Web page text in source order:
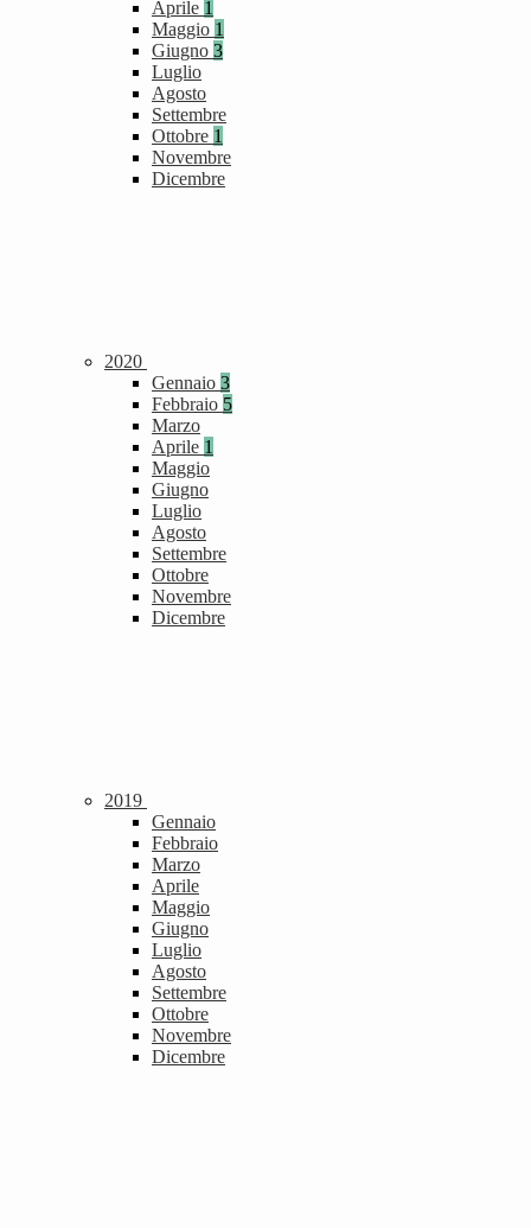
Aprile 1
Maggio 1
Giugno 3
Luglio
Agosto
Settembre
Ottobre 1
Novembre
Dicembre
2020
Gennaio 3
Febbraio 5
Marzo
Aprile 1
Maggio
Giugno
Luglio
Agosto
Settembre
Ottobre
Novembre
Dicembre
2019
Gennaio
Febbraio
Marzo
Aprile
Maggio
Giugno
Luglio
Agosto
Settembre
Ottobre
Novembre
Dicembre